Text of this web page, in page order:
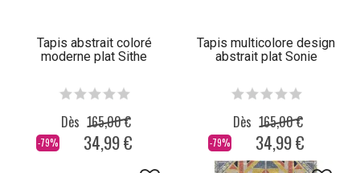
Tapis abstrait coloré
moderne plat Sithe
-79%
Dès 165,00 €
34,99 €
Tapis multicolore design
abstrait plat Sonie
-79%
Dès 165,00 €
34,99 €